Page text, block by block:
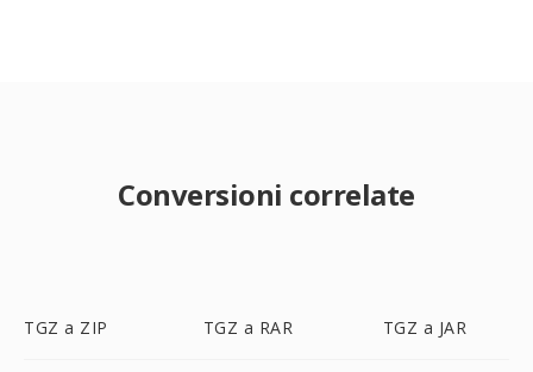
Conversioni correlate
TGZ a ZIP TGZ a RAR TGZ a JAR